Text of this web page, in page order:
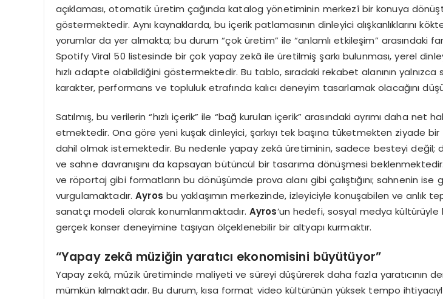
açıklaması, otomatik üretim çağında katalog yönetiminin merkezî bir konuya
göstermektedir. Aynı kaynaklarda, bu içerik patlamasının dinleyici alışkanlıklarını
yorumlar da yer almakta; bu durum “çok üretim” ile “anlamlı etkileşim” arasındaki
Spotify Viral 50 listesinde bir çok yapay zekâ ile üretilmiş şarkı bulunması, yerel
hızlı adapte olabildiğini göstermektedir. Bu tablo, sıradaki rekabet alanının
karakter, performans ve topluluk etrafında kalıcı deneyim tasarlamak olacağını
Satılmış, bu verilerin “hızlı içerik” ile “bağ kurulan içerik” arasındaki ayrımı daha net
etmektedir. Ona göre yeni kuşak dinleyici, şarkıyı tek başına tüketmekten ziyade bir
dahil olmak istemektedir. Bu nedenle yapay zekâ üretiminin, sadece besteyi değil;
ve sahne davranışını da kapsayan bütüncül bir tasarıma dönüşmesi beklenmektedir.
ve röportaj gibi formatların bu dönüşümde prova alanı gibi çalıştığını; sahnenin ise
vurgulamaktadır.Ayros bu yaklaşımın merkezinde, izleyiciyle konuşabilen ve anlık
sanatçı modeli olarak konumlanmaktadır. Ayros’un hedefi, sosyal medya
gerçek konser deneyimine taşıyan ölçeklenebilir bir altyapı kurmaktır.
“Yapay zekâ müziğin yaratıcı ekonomisini büyütüyor”
Yapay zekâ, müzik üretiminde maliyeti ve süreyi düşürerek daha fazla yaratıcının
mümkün kılmaktadır. Bu durum, kısa format video kültürünün yüksek tempo